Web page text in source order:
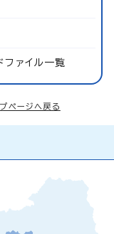
ファイル一覧
プページへ戻る